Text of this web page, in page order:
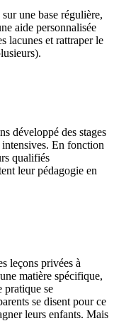
une base régulière,
aide personnalisée
lacunes et rattraper le
développé des stages
intensives. En fonction
qualifiés
leur pédagogie en
leçons privées à
matière spécifique,
pratique se
se disent pour ce
leurs enfants. Mais